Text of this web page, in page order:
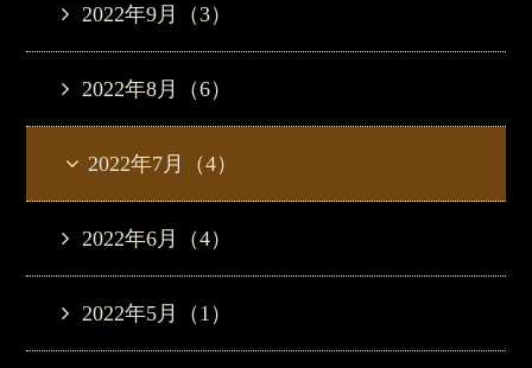
2022年9月（3）
2022年8月（6）
2022年7月（4）
2022年6月（4）
2022年5月（1）